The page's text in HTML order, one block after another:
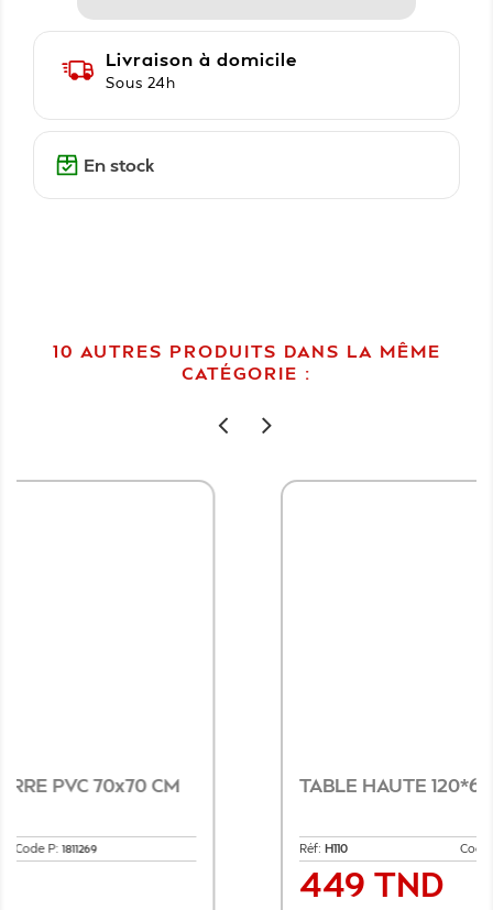
Livraison à domicile
Sous 24h
En stock
10 AUTRES PRODUITS DANS LA MÊME
CATÉGORIE :
TABLE HAUTE 120*60 CM
Code P:1894221